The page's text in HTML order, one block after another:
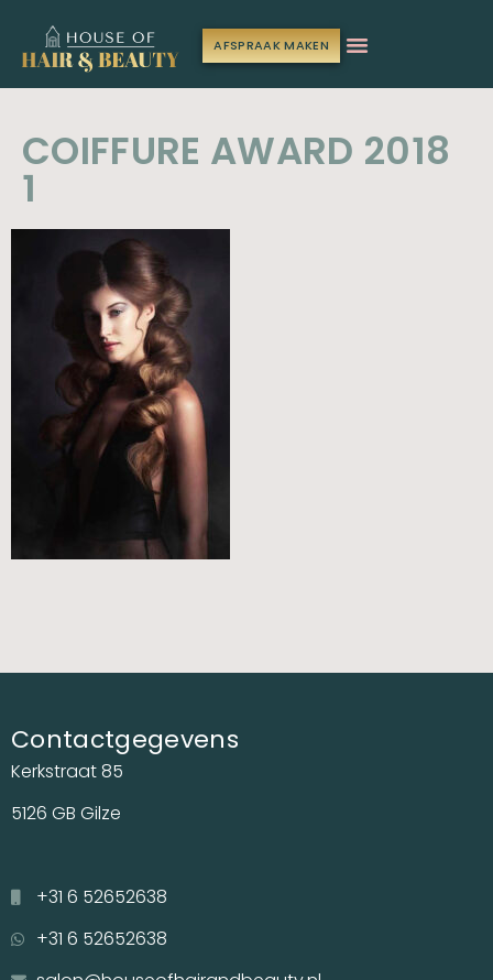
AFSPRAAK MAKEN
COIFFURE AWARD 2018
1
Contactgegevens
Kerkstraat 85
5126 GB Gilze
+31 6 52652638
+31 6 52652638